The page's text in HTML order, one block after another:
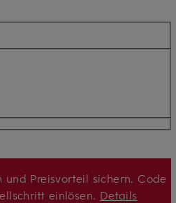
Preisvorteil sichern. Code
einlösen. Details